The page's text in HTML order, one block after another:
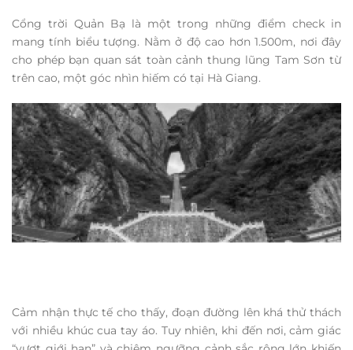
Cổng trời Quản Bạ là một trong những điểm check in
mang tính biểu tượng. Nằm ở độ cao hơn 1.500m, nơi đây
cho phép bạn quan sát toàn cảnh thung lũng Tam Sơn từ
trên cao, một góc nhìn hiếm có tại Hà Giang.
Cảm nhận thực tế cho thấy, đoạn đường lên khá thử thách
với nhiều khúc cua tay áo. Tuy nhiên, khi đến nơi, cảm giác